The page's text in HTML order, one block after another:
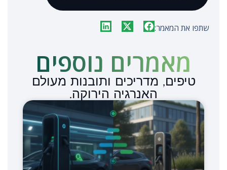
שתפו את המאמר:
מאמרים נוספים​
טיפים, מדריכים ותובנות מעולם
האנרגיה הירוקה.